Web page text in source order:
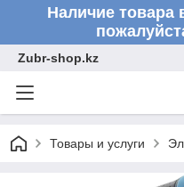
Наличие товара
Zubr-shop.kz
Товары и услуги